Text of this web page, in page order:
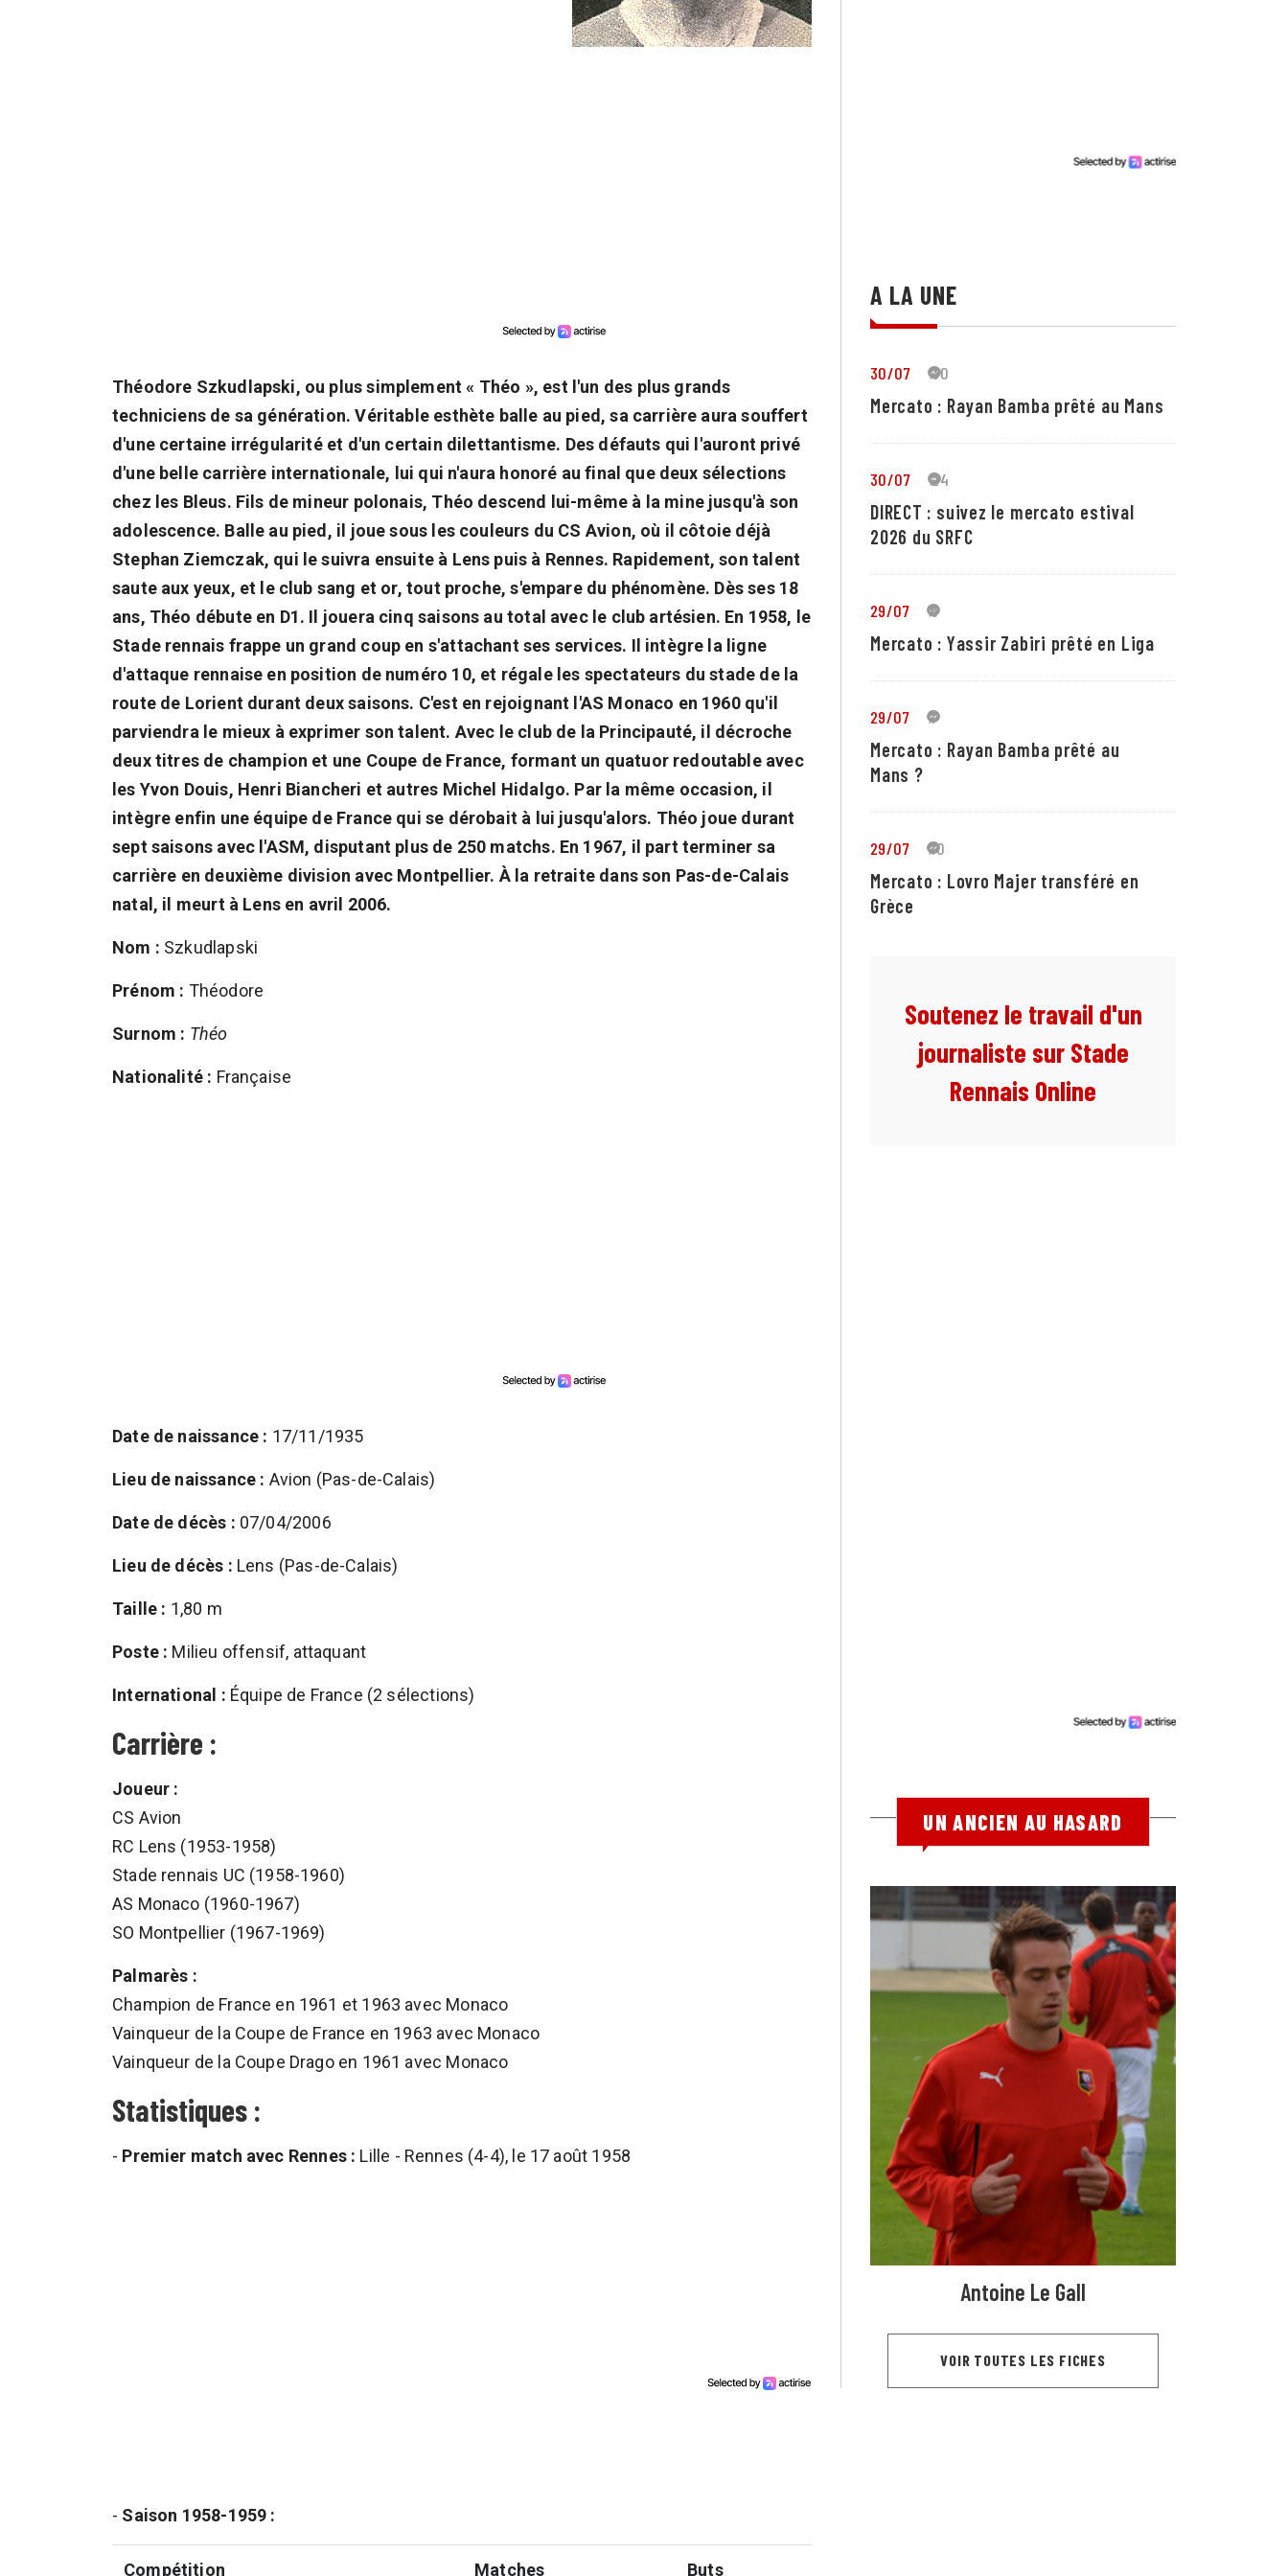
Théodore Szkudlapski, ou plus simplement « Théo », est l'un des plus grands
techniciens de sa génération. Véritable esthète balle au pied, sa carrière aura souffert
d'une certaine irrégularité et d'un certain dilettantisme. Des défauts qui l'auront privé
d'une belle carrière internationale, lui qui n'aura honoré au final que deux sélections
chez les Bleus. Fils de mineur polonais, Théo descend lui-même à la mine jusqu'à son
adolescence. Balle au pied, il joue sous les couleurs du CS Avion, où il côtoie déjà
Stephan Ziemczak, qui le suivra ensuite à Lens puis à Rennes. Rapidement, son talent
saute aux yeux, et le club sang et or, tout proche, s'empare du phénomène. Dès ses 18
ans, Théo débute en D1. Il jouera cinq saisons au total avec le club artésien. En 1958, le
Stade rennais frappe un grand coup en s'attachant ses services. Il intègre la ligne
d'attaque rennaise en position de numéro 10, et régale les spectateurs du stade de la
route de Lorient durant deux saisons. C'est en rejoignant l'AS Monaco en 1960 qu'il
parviendra le mieux à exprimer son talent. Avec le club de la Principauté, il décroche
deux titres de champion et une Coupe de France, formant un quatuor redoutable avec
les Yvon Douis, Henri Biancheri et autres Michel Hidalgo. Par la même occasion, il
intègre enfin une équipe de France qui se dérobait à lui jusqu'alors. Théo joue durant
sept saisons avec l'ASM, disputant plus de 250 matchs. En 1967, il part terminer sa
carrière en deuxième division avec Montpellier. À la retraite dans son Pas-de-Calais
natal, il meurt à Lens en avril 2006.
Nom : Szkudlapski
Prénom : Théodore
Surnom : Théo
Nationalité : Française
Date de naissance : 17/11/1935
Lieu de naissance : Avion (Pas-de-Calais)
Date de décès : 07/04/2006
Lieu de décès : Lens (Pas-de-Calais)
Taille : 1,80 m
Poste : Milieu offensif, attaquant
International : Équipe de France (2 sélections)
Carrière :
Joueur :
CS Avion
RC Lens (1953-1958)
Stade rennais UC (1958-1960)
AS Monaco (1960-1967)
SO Montpellier (1967-1969)
Palmarès :
Champion de France en 1961 et 1963 avec Monaco
Vainqueur de la Coupe de France en 1963 avec Monaco
Vainqueur de la Coupe Drago en 1961 avec Monaco
Statistiques :
- Premier match avec Rennes : Lille - Rennes (4-4), le 17 août 1958
- Saison 1958-1959 :
Compétition Matches Buts
A LA UNE
30/07 30
Mercato : Rayan Bamba prêté au Mans
30/07 24
DIRECT : suivez le mercato estival
2026 du SRFC
29/07 5
Mercato : Yassir Zabiri prêté en Liga
29/07 1
Mercato : Rayan Bamba prêté au
Mans ?
29/07 10
Mercato : Lovro Majer transféré en
Grèce
Soutenez le travail d'un
journaliste sur Stade
Rennais Online
UN ANCIEN AU HASARD
Antoine Le Gall
VOIR TOUTES LES FICHES